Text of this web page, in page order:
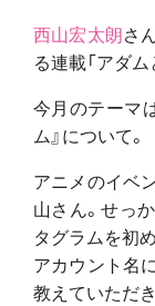
西山宏太朗さ
る連載「アダ
今月のテーマ
ム』について。
アニメのイベ
山さん。せっ
タグラムを初
アカウント名
教えていただ